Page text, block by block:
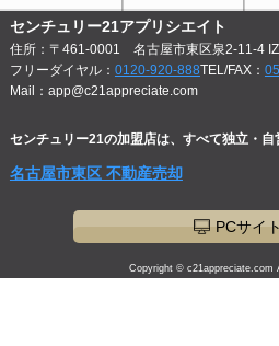
センチュリー21アプリシエイト
住所：〒461-0001 名古屋市東区泉2-11-4
フリーダイヤル： 0120-920-888TEL/FAX：
Mail：app@c21appreciate.com
センチュリー21の加盟店は、すべて独立・自
名古屋市東区 不動産売却
PCサイ
Copyright © c21appreciate.com